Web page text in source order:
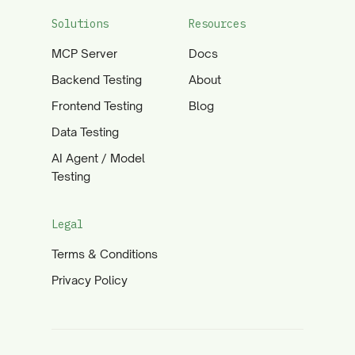
Solutions
MCP Server
Backend Testing
Frontend Testing
Data Testing
AI Agent / Model
Testing
Resources
Docs
About
Blog
Legal
Terms & Conditions
Privacy Policy